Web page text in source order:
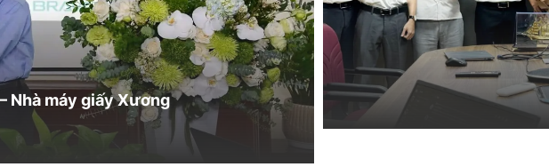
Công ty TNHH Astee Horie Việt Nam